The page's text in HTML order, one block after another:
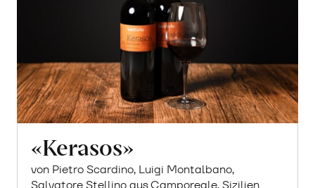
«Kerasos»
von Pietro Scardino, Luigi Montalbano,
Salvatore Stellino aus Camporeale, Sizilien